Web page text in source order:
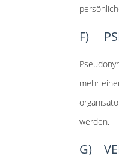
F)
mehr
werden.
G)